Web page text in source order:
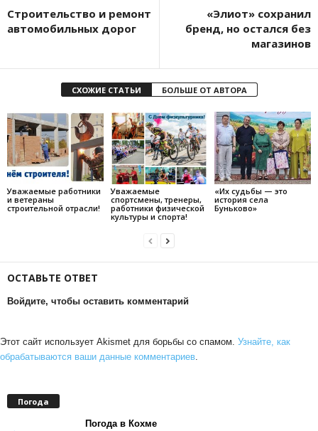
Строительство и ремонт
автомобильных дорог
«Элиот» сохранил
бренд, но остался без
магазинов
СХОЖИЕ СТАТЬИ БОЛЬШЕ ОТ АВТОРА
Уважаемые работники
и ветераны
строительной отрасли!
Уважаемые
спортсмены, тренеры,
работники физической
культуры и спорта!
«Их судьбы — это
история села
Буньково»
ОСТАВЬТЕ ОТВЕТ
Войдите, чтобы оставить комментарий
Этот сайт использует Akismet для борьбы со спамом. Узнайте, как
обрабатываются ваши данные комментариев.
Погода
Погода в Кохме